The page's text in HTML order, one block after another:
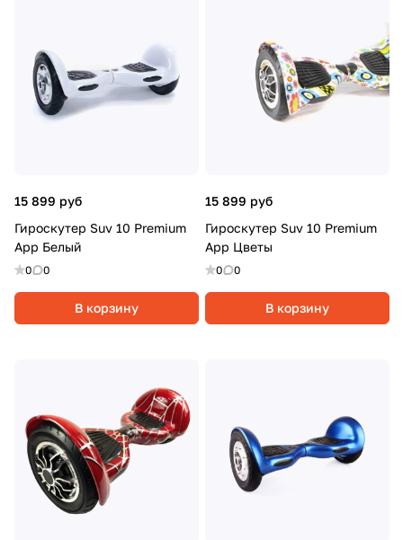
15 899 руб
Гироскутер Suv 10 Premium
App Белый
0 0
В корзину
15 899 руб
Гироскутер Suv 10 Premium
App Цветы
0 0
В корзину